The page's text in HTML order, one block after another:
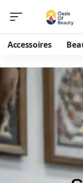
Accessoires